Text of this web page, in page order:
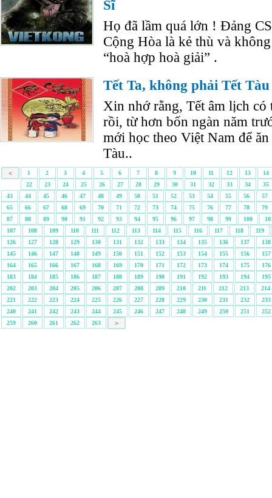
Sĩ
Họ đã lầm quá lớn ! Đảng
Cộng Hòa là kẻ thù và
“hoà hợp hoà giải” .
Tết Ta, không phải Tết Tàu
Xin nhớ rằng, Tết âm lịch có
rồi, từ hơn bốn ngàn năm
mới học theo Việt Nam để
Tàu..
< 1 2 3 4 5 6 7 8 9 10 11 12 13
14
22
23 24 25 26 27 28 29 30 31 32 33 34
35
43
44 45 46 47 48 49 50 51 52 53 54 55 56
57
65
66 67 68 69 70 71 72 73 74 75 76 77 78
79
87
88 89 90 91 92 93 94 95 96 97 98 99 100
107
108 109 110 111 112 113 114 115 116 117 118
119
126
127 128 129 130 131 132 133 134 135 136 137
138
145
146 147 148 149 150 151 152 153 154 155 156
157
164
165 166 167 168 169 170 171 172 173 174 175
176
183
184 185 186 187 188 189 190 191 192 193 194
195
202
203 204 205 206 207 208 209 210 211 212 213
214
221
222 223 224 225 226 227 228 229 230 231 232
233
240
241 242 243 244 245 246 247 248 249 250 251
252
259
260 261 262 263 >